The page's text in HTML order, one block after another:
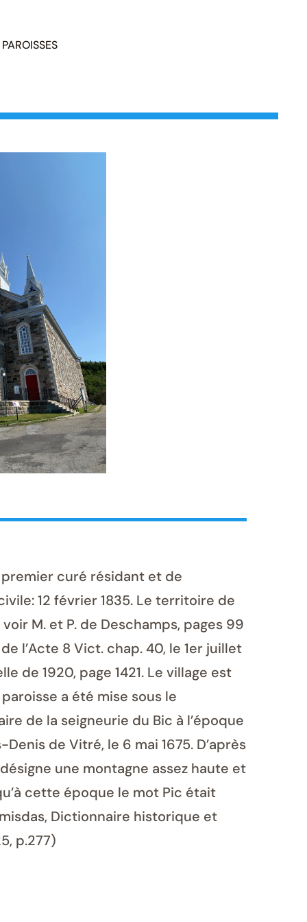
PAROISSES
premier curé résidant et de
12 février 1835. Le territoire de
M. et P. de Deschamps, pages 99
l’Acte 8 Vict. chap. 40, le 1er juillet
de 1920, page 1421. Le village est
a été mise sous le
de la seigneurie du Bic à l’époque
de Vitré, le 6 mai 1675. D’après
une montagne assez haute et
cette époque le mot Pic était
Dictionnaire historique et
p.277)